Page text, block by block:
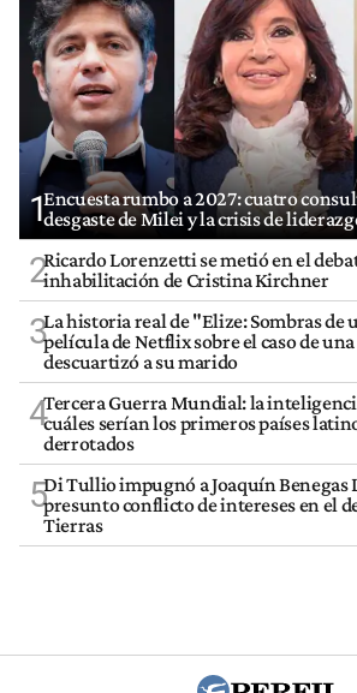
1Encuesta rumbo a 2027: cuatro
desgaste de Milei y la crisis de
2Ricardo Lorenzetti se metió en el
inhabilitación de Cristina Kirchner
3La historia real de "Elize: Sombras de
película de Netflix sobre el caso de una
descuartizó a su marido
4Tercera Guerra Mundial: la
cuáles serían los primeros países
derrotados
5Di Tullio impugnó a Joaquín Benegas
presunto conflicto de intereses en el
Tierras